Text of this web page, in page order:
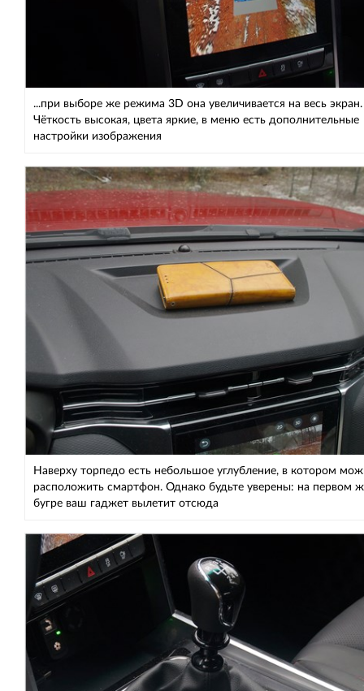
...при выборе же режима 3D она увеличивается на весь экран.
Чёткость высокая, цвета яркие, в меню есть дополнительные
настройки изображения
Наверху торпедо есть небольшое углубление, в котором
расположить смартфон. Однако будьте уверены: на первом
бугре ваш гаджет вылетит отсюда